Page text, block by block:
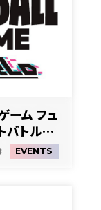
ーム フュ
バトル
EVENTS